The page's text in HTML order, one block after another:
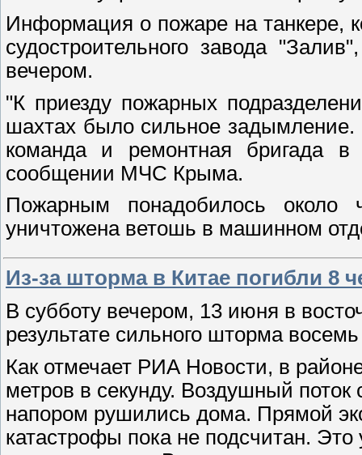
Информация о пожаре на танкере,
судостроительного завода
вечером.
"К приезду пожарных
шахтах было сильное задымление.
команда и ремонтная бригада в
сообщении МЧС Крыма.
Пожарным понадобилось около
уничтожена ветошь в машинном
Из-за шторма в Китае погибли 8
В субботу вечером, 13 июня в
результате сильного шторма
Как отмечает РИА Новости, в
метров в секунду. Воздушный
напором рушились дома. Прямой
катастрофы пока не подсчитан.